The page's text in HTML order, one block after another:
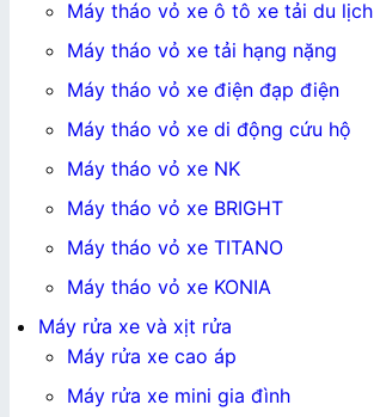
Máy tháo vỏ xe ô tô xe tải du lịch
Máy tháo vỏ xe tải hạng nặng
Máy tháo vỏ xe điện đạp điện
Máy tháo vỏ xe di động cứu hộ
Máy tháo vỏ xe NK
Máy tháo vỏ xe BRIGHT
Máy tháo vỏ xe TITANO
Máy tháo vỏ xe KONIA
Máy rửa xe và xịt rửa
Máy rửa xe cao áp
Máy rửa xe mini gia đình